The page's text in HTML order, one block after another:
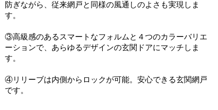
防ぎながら、従来網戸と同様の風通しのよさも実現しま
す。
③高級感のあるスマートなフォルムと４つのカラーバリエ
ーションで、あらゆるデザインの玄関ドアにマッチしま
す。
④リリーブは内側からロックが可能。安心できる玄関網戸
です。